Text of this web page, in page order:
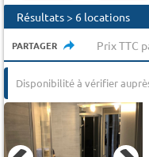
Résultats > 6 locations
PARTAGER Prix TTC
Disponibilité à vérifier